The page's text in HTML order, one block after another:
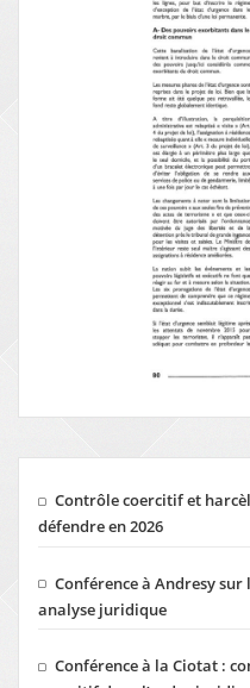
Contrôle coercitif et
défendre en 2026
Conférence à Andresy
analyse juridique
Conférence à la Ciotat :